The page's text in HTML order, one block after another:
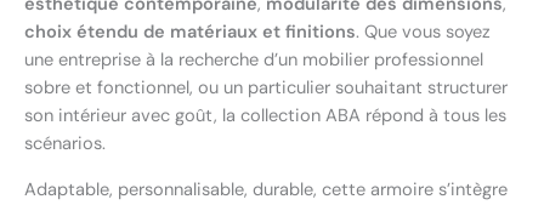
esthétique contemporaine, modularité des dimensions,
choix étendu de matériaux et finitions. Que vous soyez
une entreprise à la recherche d’un mobilier professionnel
sobre et fonctionnel, ou un particulier souhaitant structurer
son intérieur avec goût, la collection ABA répond à tous les
scénarios.
Adaptable, personnalisable, durable, cette armoire s’intègre